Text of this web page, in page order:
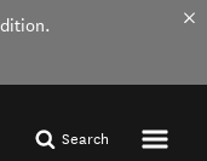
Search